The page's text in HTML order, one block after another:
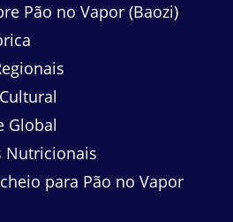
Pão no Vapor (Baozi)
Global
Nutricionais
para Pão no Vapor